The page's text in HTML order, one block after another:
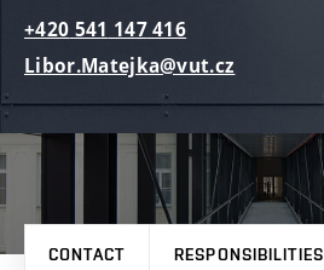
+420 541 147416
Libor.Matejka@vut.cz
CONTACT RESPONSIBILITIES